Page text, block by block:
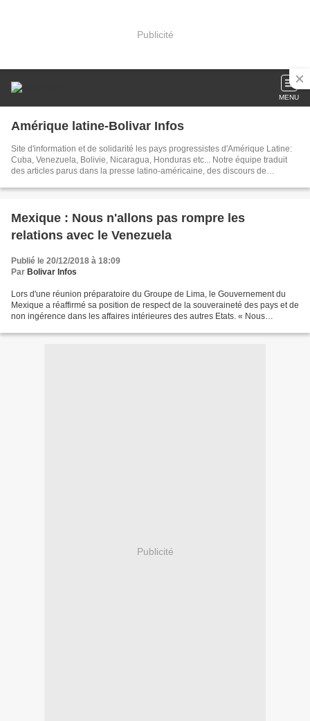
Publicité
MENU
Amérique latine-Bolivar Infos
Site d'information et de solidarité les pays progressistes d'Amérique Latine:
Cuba, Venezuela, Bolivie, Nicaragua, Honduras etc... Notre équipe traduit
des articles parus dans la presse latino-américaine, des discours de
latine. Dans nos articles publiés chaque jour, nous tâchons d'être toujours au
Mexique : Nous n'allons pas rompre les
relations avec le Venezuela
Publié le 20/12/2018 à 18:09
Par Bolivar Infos
Lors d'une réunion préparatoire du Groupe de Lima, le Gouvernement du
Mexique a réaffirmé sa position de respect de la souveraineté des pays et de
non ingérence dans les affaires intérieures des autres Etats. « Nous
Publicité